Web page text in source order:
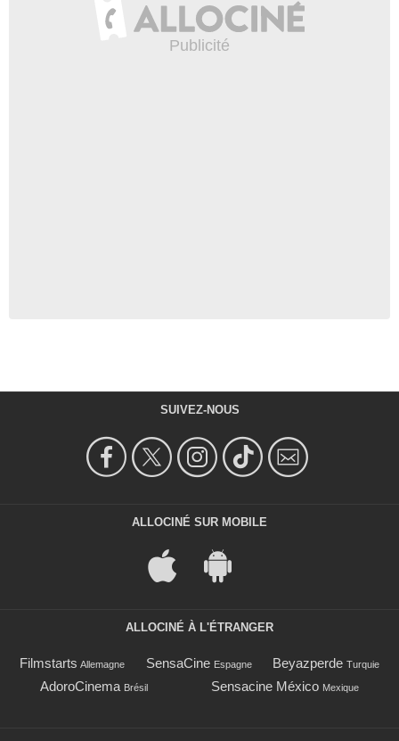
SUIVEZ-NOUS
ALLOCINÉ SUR MOBILE
ALLOCINÉ À L'ÉTRANGER
Filmstarts Allemagne SensaCine Espagne Beyazperde Turquie
AdoroCinema Brésil Sensacine México Mexique